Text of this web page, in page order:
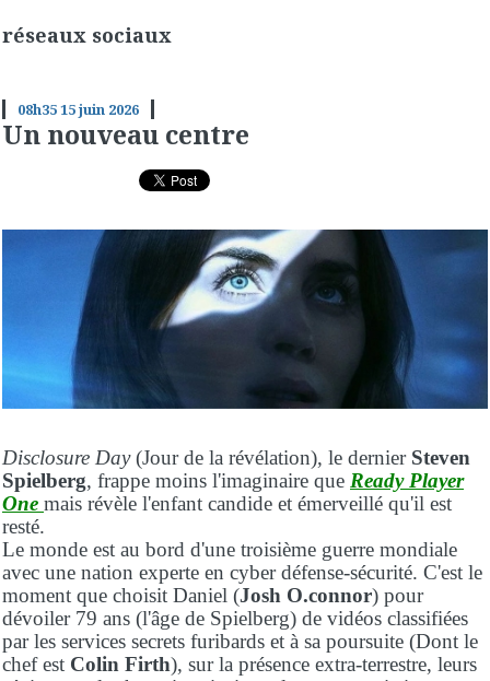
réseaux sociaux
08h3515juin 2026
Un nouveau centre
Disclosure Day(Jour de la révélation), le dernierSteven
Spielberg, frappe moins l'imaginaire que Ready Player
One mais révèle l'enfant candide et émerveillé qu'il est
resté.
Le monde est au bord d'une troisième guerre mondiale
avec une nation experte en cyber défense-sécurité. C'est le
moment que choisit Daniel (Josh O.connor) pour
dévoiler 79 ans (l'âge de Spielberg) de vidéos classifiées
par les services secrets furibards et à sa poursuite (Dont le
chef est Colin Firth), sur la présence extra-terrestre, leurs